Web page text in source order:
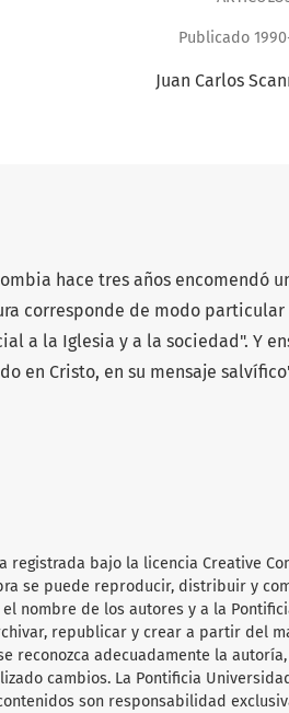
Publicado
Juan Carlos
hace tres años encomendó
corresponde de modo
a la Iglesia y a la sociedad". Y
en Cristo, en su mensaje
registrada bajo la licencia Creative
se puede reproducir, distribuir y
nombre de los autores y a la
republicar y crear a partir del
reconozca adecuadamente la
cambios. La Pontificia
son responsabilidad